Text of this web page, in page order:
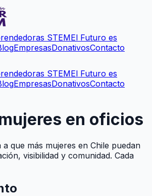
STEMEl Futuro es
EmpresasDonativosContacto
STEMEl Futuro es
EmpresasDonativosContacto
en oficios
que más mujeres en Chile puedan
visibilidad y comunidad. Cada